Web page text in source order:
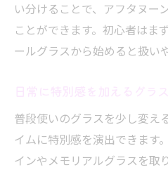
い分けることで、アフタヌー
ことができます。初心者はま
ールグラスから始めると扱い
普段使いのグラスを少し変え
イムに特別感を演出できます
インやメモリアルグラスを取